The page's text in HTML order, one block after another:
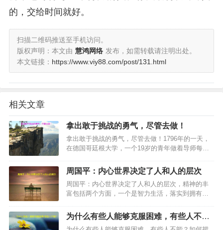
的，交给时间就好。
扫描二维码推送至手机访问。
版权声明：本文由 慧鸿网络 发布，如需转载请注明出处。
本文链接： https://www.viy88.com/post/131.html
相关文章
拿出敢于挑战的勇气，尽管去做！
拿出敢于挑战的勇气，尽管去做！1796年的一天，
在德国哥廷根大学，一个19岁的青年做着导师每天
两个小时内就能完成这项特殊作业。…
周国平：内心世界决定了人和人的层次
周国平：内心世界决定了人和人的层次，精神的丰
富包括两个方面，一个是智力生活，落实到拥有自
生活。这里说的情感是广义的，不只是爱情、亲
情、友情这些具体的情感形态…
为什么有些人能够克服困难，有些人不
能？